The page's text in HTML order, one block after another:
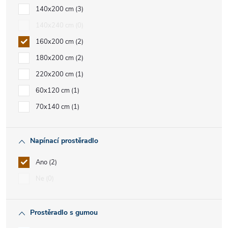
140x200 cm 3
160x200 cm 2
180x200 cm 2
220x200 cm 1
60x120 cm 1
70x140 cm 1
Napínací prostěradlo
Ano 2
Prostěradlo s gumou